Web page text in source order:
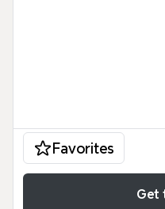
Favorites
Get